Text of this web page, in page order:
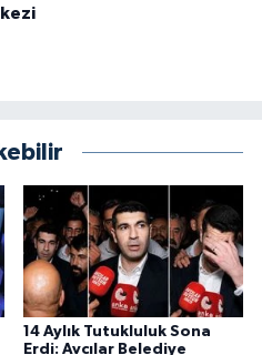
14 Aylık Tutukluluk Sona
Erdi: Avcılar Belediye